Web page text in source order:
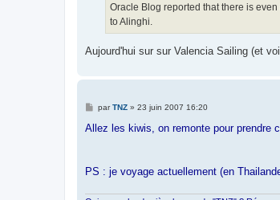
Oracle Blog reported that there is
to Alinghi.
Aujourd'hui sur sur Valencia Sailing (et
M
s
parTNZ» 23 juin 2007 16:20
Allez les kiwis, on remonte pour prendre
PS : je voyage actuellement (en